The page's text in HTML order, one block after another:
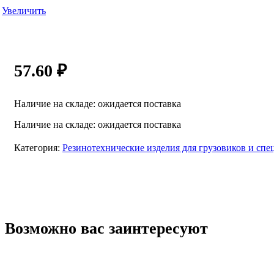
Увеличить
57.60 ₽
Наличие на складе: ожидается поставка
Наличие на складе: ожидается поставка
Категория: Резинотехнические изделия для грузовиков и
Возможно вас заинтересуют